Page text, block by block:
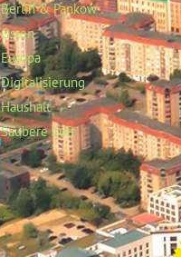
Berlin & Pankow
Osten
Europa
Digitalisierung
Haushalt
Saubere Luft